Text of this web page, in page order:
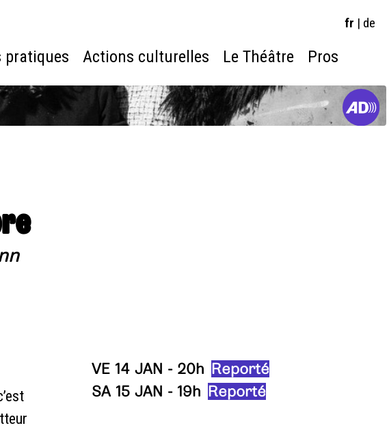
fr | de
pratiques Actions culturelles Le Théâtre Pros
VE 14 JAN - 20h Reporté
SA 15 JAN - 19h Reporté